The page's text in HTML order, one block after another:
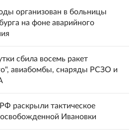
организован в больницы
на фоне аварийного
сбила восемь ракет
авиабомбы, снаряды РСЗО и
раскрыли тактическое
освобожденной Ивановки